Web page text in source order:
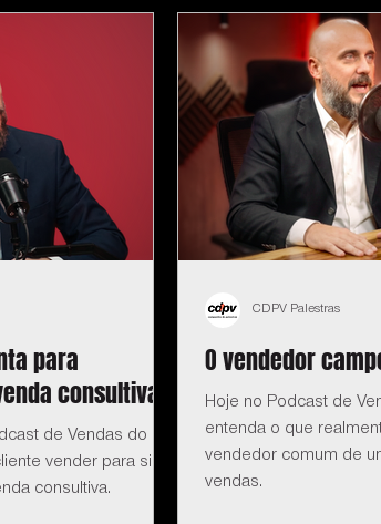
para
consultiva
de Vendas do
vender para si
consultiva.
O vendedor
Hoje no Podcast de
entenda o que
vendedor comum de
vendas.
CDPV Palestras